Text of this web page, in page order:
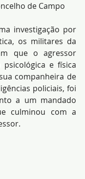
de Campo
investigação por
os militares da
que o agressor
psicológica e física
companheira de
policiais, foi
a um mandado
culminou com a